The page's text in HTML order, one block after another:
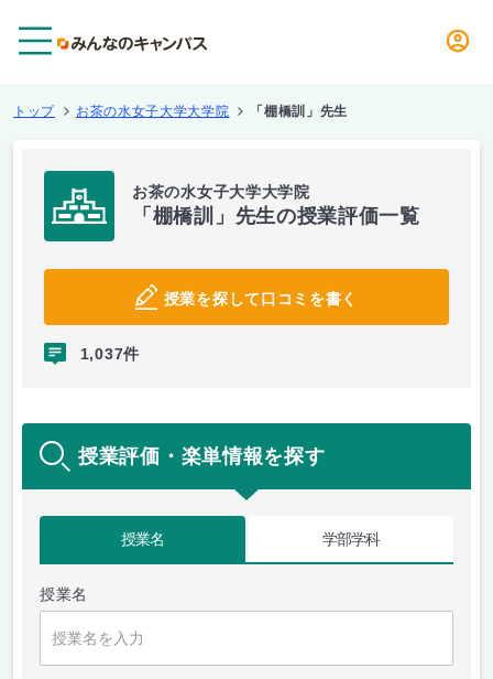
トップ お茶の水女子大学大学院 「棚橋訓」先生
お茶の水女子大学大学院
「棚橋訓」先生の授業評価一覧
授業を探して口コミを書く
1,037件
授業評価・楽単情報を探す
授業名 学部学科
授業名